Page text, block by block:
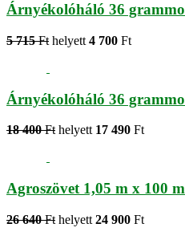
Árnyékolóháló 36
5 715 Ft helyett 4 700 Ft
Árnyékolóháló 36
18 400 Fthelyett 17 490 Ft
Agroszövet 1,05 m x 100 m
26 640 Ft helyett 24 900 Ft